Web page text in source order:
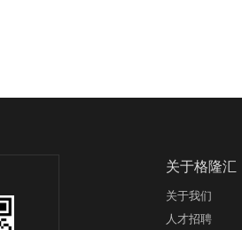
关于格隆汇
关于我们
人才招聘